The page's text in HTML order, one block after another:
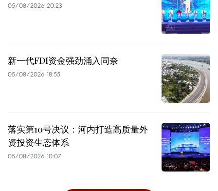
05/08/2026 20:23
新一代FDI资金强劲涌入同奈
05/08/2026 18:55
落实第10号决议：河内打造高质量外
资投资生态体系
05/08/2026 10:07